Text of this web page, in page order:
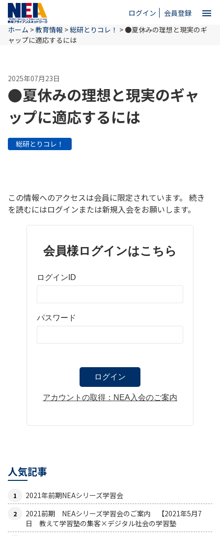
ログイン 会員登録 menu
ホーム
NEAとは
教育情報
ホーム >教育情報 >総研とりコレ！ > ●夏休みの理想と現実のギ
ャップに適応するには
2025年07月23日
●夏休みの理想と現実のギャ
ップに適応するには
総研とりコレ！
この情報へのアクセスは会員に限定されています。 続き
を読むにはログインまたは新規入会をお願いします。
会員様ログインはこちら
ログインID
パスワード
アカウントの取得：NEA入会のご案内
人気記事
2021年前期NEAシリーズ学習会
2021前期 NEAシリーズ学習会のご案内 【2021年5月7
日 教えて学習塾の集客×デジタル社会の学習塾